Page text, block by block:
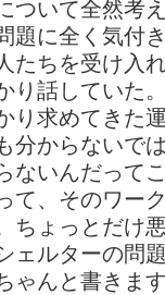
ついて全然考
題に全く気付
たちを受け入
り話していた
り求めてきた
分からないで
ないんだって
て、そのワー
ちょっとだけ
ェルターの問
ゃんと書きま